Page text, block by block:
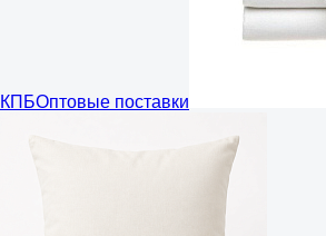
КПБОптовые поставки